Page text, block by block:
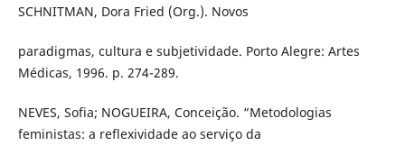
SCHNITMAN, Dora Fried (Org.). Novos
paradigmas, cultura e subjetividade. Porto Alegre: Artes
Médicas, 1996. p. 274-289.
NEVES, Sofia; NOGUEIRA, Conceição. “Metodologias
feministas: a reflexividade ao serviço da